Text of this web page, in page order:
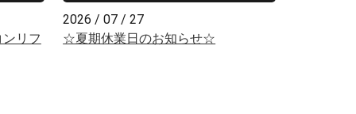
リフ
2026 / 07 / 27
☆夏期休業日のお知らせ☆